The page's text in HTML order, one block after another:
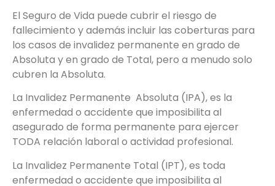
El Seguro de Vida puede cubrir el riesgo de
fallecimiento y además incluir las coberturas para
los casos de invalidez permanente en grado de
Absoluta y en grado de Total, pero a menudo solo
cubren la Absoluta.
La Invalidez Permanente Absoluta (IPA), es la
enfermedad o accidente que imposibilita al
asegurado de forma permanente para ejercer
TODA relación laboral o actividad profesional.
La Invalidez Permanente Total (IPT), es toda
enfermedad o accidente que imposibilita al